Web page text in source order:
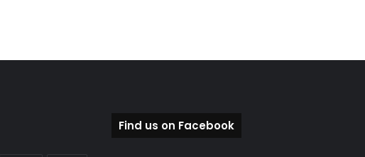
Find us on Facebook